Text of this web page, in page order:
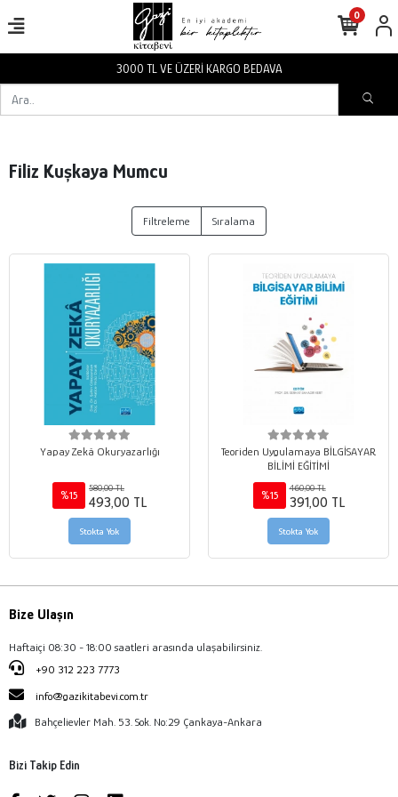
3000 TL VE ÜZERİ KARGO BEDAVA
0
Filiz Kuşkaya Mumcu
Filtreleme Sıralama
Yapay Zekâ Okuryazarlığı
%15
580,00 TL
493,00 TL
Stokta Yok
Teoriden Uygulamaya BİLGİSAYAR
BİLİMİ EĞİTİMİ
%15
460,00 TL
391,00 TL
Stokta Yok
Bize Ulaşın
Haftaiçi 08:30 - 18:00 saatleri arasında ulaşabilirsiniz.
+90 312 223 7773
info@gazikitabevi.com.tr
Bahçelievler Mah. 53. Sok. No:29 Çankaya-Ankara
Bizi Takip Edin